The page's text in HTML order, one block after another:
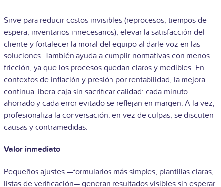
Sirve para reducir costos invisibles (reprocesos, tiempos de
espera, inventarios innecesarios), elevar la satisfacción del
cliente y fortalecer la moral del equipo al darle voz en las
soluciones. También ayuda a cumplir normativas con menos
fricción, ya que los procesos quedan claros y medibles. En
contextos de inflación y presión por rentabilidad, la mejora
continua libera caja sin sacrificar calidad: cada minuto
ahorrado y cada error evitado se reflejan en margen. A la vez,
profesionaliza la conversación: en vez de culpas, se discuten
causas y contramedidas.
Valor inmediato
Pequeños ajustes —formularios más simples, plantillas claras,
listas de verificación— generan resultados visibles sin esperar